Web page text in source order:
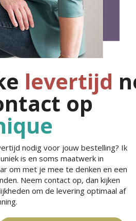
levertijd
op
nodig voor jouw bestelling? Ik
is en soms maatwerk in
om met je mee te denken en een
Neem contact op, dan kijken
om de levering optimaal af